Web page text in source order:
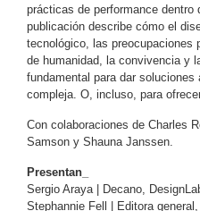
prácticas de performance
publicación describe cómo el
tecnológico, las preocupaciones
de humanidad, la convivencia y
fundamental para dar
compleja. O, incluso, para
Con colaboraciones de Charles
Samson y Shauna Janssen.
Presentan_
Sergio Araya | Decano,
Stephannie Fell | Editora